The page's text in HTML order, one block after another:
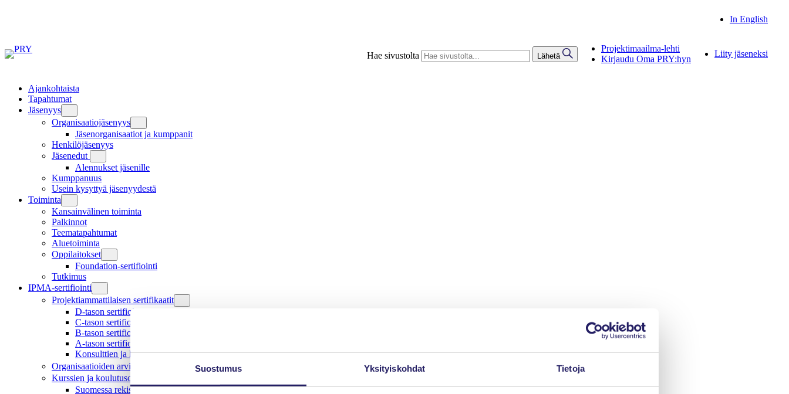
Suostumus Yksityiskohdat Tietoja
In English
Hae sivustolta Lähetä
Projektimaailma-lehti
Kirjaudu Oma PRY:hyn
Liity jäseneksi
Ajankohtaista
Tapahtumat
Jäsenyys
Organisaatiojäsenyys
Jäsenorganisaatiot ja kumppanit
Henkilöjäsenyys
Jäsenedut
Alennukset jäsenille
Kumppanuus
Usein kysyttyä jäsenyydestä
Toiminta
Kansainvälinen toiminta
Palkinnot
Teematapahtumat
Aluetoiminta
Oppilaitokset
Foundation-sertifiointi
Tutkimus
IPMA-sertifiointi
Projektiammattilaisen sertifikaatit
D-tason sertifiointi
C-tason sertifiointi
B-tason sertifiointi
A-tason sertifiointi
Konsulttien ja kouluttajien sertifiointi
Organisaatioiden arviointi ja sertifiointi
Kurssien ja koulutusohjelmien rekisteröinti
Suomessa rekisteröidyt koulutukset